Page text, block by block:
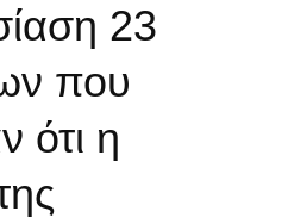
23
που
ότι η